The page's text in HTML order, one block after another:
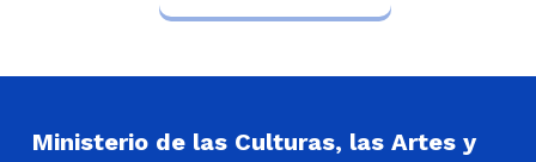
Ministerio de las Culturas, las Artes y